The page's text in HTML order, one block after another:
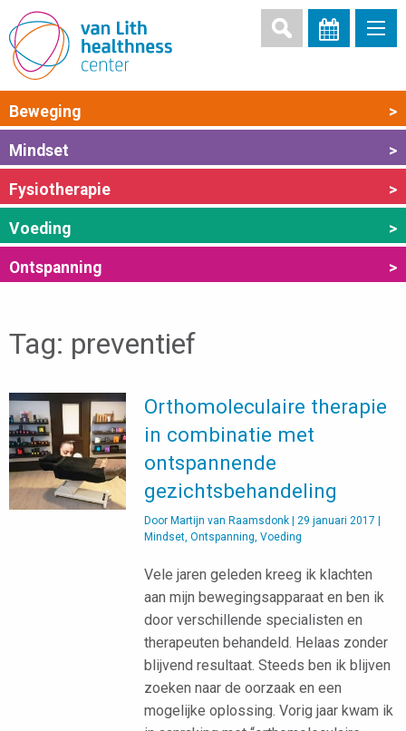
Beweging >
Mindset >
Fysiotherapie >
Voeding >
Ontspanning >
Tag: preventief
Orthomoleculaire therapie
in combinatie met
ontspannende
gezichtsbehandeling
Door Martijn van Raamsdonk |29 januari 2017
Mindset,Ontspanning,Voeding
Vele jaren geleden kreeg ik klachten
aan mijn bewegingsapparaat en ben ik
door verschillende specialisten en
therapeuten behandeld. Helaas zonder
blijvend resultaat. Steeds ben ik blijven
zoeken naar de oorzaak en een
mogelijke oplossing. Vorig jaar kwam ik